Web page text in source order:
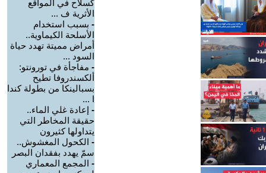
كسلاح في المواقع
الأثرية ف ...
- بسبب استخدام
الأسلحة الكيماوية..
أمراض مميتة تهدد حياة
السود ...
- مفاجأة في تورونتو:
ألكسندروفا تطيح
بسبالينكا من بطولة كندا
ا ...
- إعادة غلي الماء..
حقيقة المخاطر التي
يتداولها كثيرون
- الكحول المغشوش..
سمّ يهدد بفقدان البصر
- المجمع المعماري